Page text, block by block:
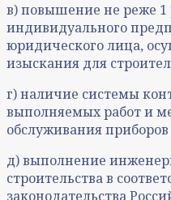
в) повышение не реже 1
индивидуального
юридического лица,
изыскания для
г) наличие системы
выполняемых работ и
обслуживания
д) выполнение
строительства в
законодательства